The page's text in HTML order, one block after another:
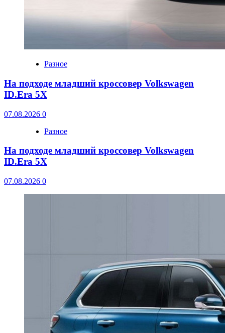
Разное
На подходе младший кроссовер Volkswagen
ID.Era 5X
07.08.2026 0
Разное
На подходе младший кроссовер Volkswagen
ID.Era 5X
07.08.2026 0